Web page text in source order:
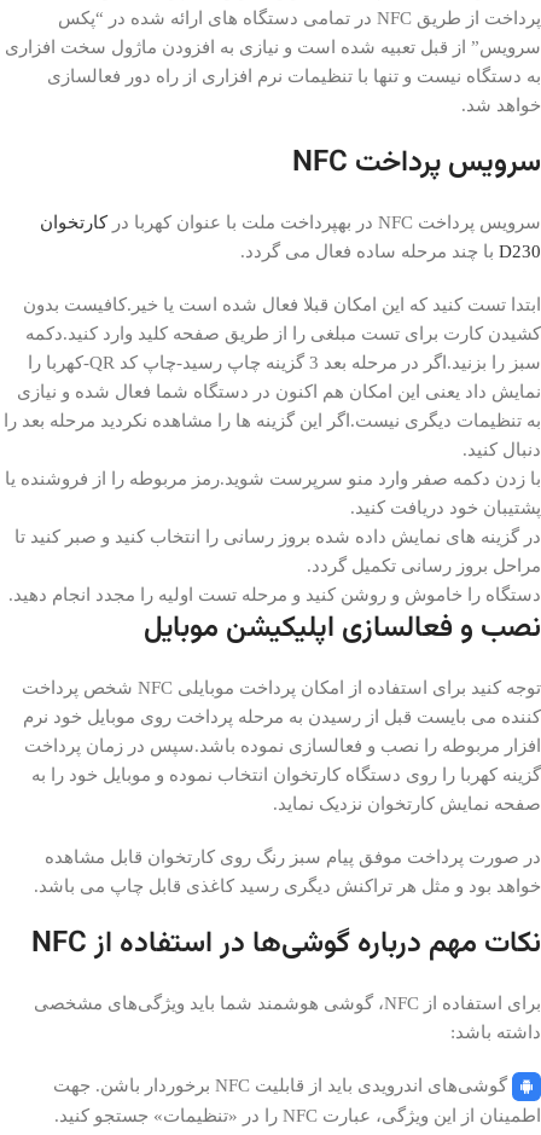
پرداخت از طریق NFC در تمامی دستگاه های ارائه شده در “پکس
سرویس” از قبل تعبیه شده است و نیازی به افزودن ماژول سخت افزاری
به دستگاه نیست و تنها با تنظیمات نرم افزاری از راه دور فعالسازی
خواهد شد.
سرویس پرداخت NFC
سرویس پرداخت NFC در بهپرداخت ملت با عنوان کهربا در
کارتخوان
D230 با چند مرحله ساده فعال می گردد.
ابتدا تست کنید که این امکان قبلا فعال شده است یا خیر.کافیست بدون
کشیدن کارت برای تست مبلغی را از طریق صفحه کلید وارد کنید.دکمه
سبز را بزنید.اگر در مرحله بعد 3 گزینه چاپ رسید-چاپ کد QR-کهربا را
نمایش داد یعنی این امکان هم اکنون در دستگاه شما فعال شده و نیازی
به تنظیمات دیگری نیست.اگر این گزینه ها را مشاهده نکردید مرحله بعد را
دنبال کنید.
با زدن دکمه صفر وارد منو سرپرست شوید.رمز مربوطه را از فروشنده یا
پشتیبان خود دریافت کنید.
در گزینه های نمایش داده شده بروز رسانی را انتخاب کنید و صبر کنید تا
مراحل بروز رسانی تکمیل گردد.
دستگاه را خاموش و روشن کنید و مرحله تست اولیه را مجدد انجام دهید.
نصب و فعالسازی اپلیکیشن موبایل
توجه کنید برای استفاده از امکان پرداخت موبایلی NFC شخص پرداخت
کننده می بایست قبل از رسیدن به مرحله پرداخت روی موبایل خود نرم
افزار مربوطه را نصب و فعالسازی نموده باشد.سپس در زمان پرداخت
گزینه کهربا را روی دستگاه کارتخوان انتخاب نموده و موبایل خود را به
صفحه نمایش کارتخوان نزدیک نماید.
در صورت پرداخت موفق پیام سبز رنگ روی کارتخوان قابل مشاهده
خواهد بود و مثل هر تراکنش دیگری رسید کاغذی قابل چاپ می باشد.
نکات مهم درباره گوشی‌ها در استفاده از NFC
برای استفاده از NFC، گوشی هوشمند شما باید ویژگی‌های مشخصی
داشته باشد:
گوشی‌های اندرویدی باید از قابلیت NFC برخوردار باشن. جهت
اطمینان از این ویژگی، عبارت NFC را در «تنظیمات» جستجو کنید.